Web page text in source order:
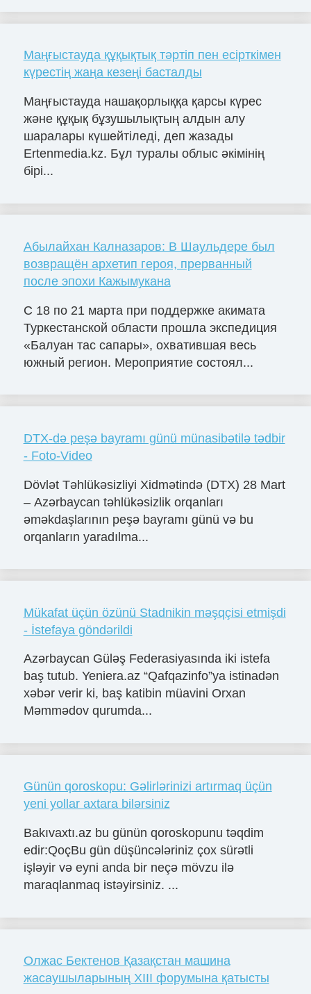
Маңғыстауда құқықтық тәртіп пен есірткімен
күрестің жаңа кезеңі басталды
Маңғыстауда нашақорлыққа қарсы күрес
және құқық бұзушылықтың алдын алу
шаралары күшейтіледі, деп жазады
Ertenmedia.kz. Бұл туралы облыс әкімінің
бірі...
Абылайхан Калназаров: В Шаульдере был
возвращён архетип героя, прерванный
после эпохи Кажымукана
С 18 по 21 марта при поддержке акимата
Туркестанской области прошла экспедиция
«Балуан тас сапары», охватившая весь
южный регион. Мероприятие состоял...
DTX-də peşə bayramı günü münasibətilə tədbir
- Foto-Video
Dövlət Təhlükəsizliyi Xidmətində (DTX) 28 Mart
– Azərbaycan təhlükəsizlik orqanları
əməkdaşlarının peşə bayramı günü və bu
orqanların yaradılma...
Mükafat üçün özünü Stadnikin məşqçisi etmişdi
- İstefaya göndərildi
Azərbaycan Güləş Federasiyasında iki istefa
baş tutub. Yeniera.az “Qafqazinfo”ya istinadən
xəbər verir ki, baş katibin müavini Orxan
Məmmədov qurumda...
Günün qoroskopu: Gəlirlərinizi artırmaq üçün
yeni yollar axtara bilərsiniz
Bakıvaxtı.az bu günün qoroskopunu təqdim
edir:QoçBu gün düşüncələriniz çox sürətli
işləyir və eyni anda bir neçə mövzu ilə
maraqlanmaq istəyirsiniz. ...
Олжас Бектенов Қазақстан машина
жасаушыларының XIII форумына қатысты